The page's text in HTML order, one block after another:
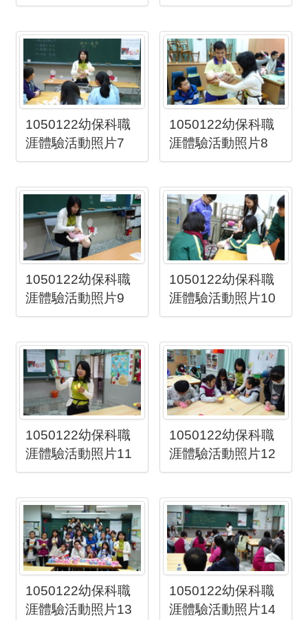
1050122幼保科職
涯體驗活動照片7
1050122幼保科職
涯體驗活動照片8
1050122幼保科職
涯體驗活動照片9
1050122幼保科職
涯體驗活動照片10
1050122幼保科職
涯體驗活動照片11
1050122幼保科職
涯體驗活動照片12
1050122幼保科職
涯體驗活動照片13
1050122幼保科職
涯體驗活動照片14